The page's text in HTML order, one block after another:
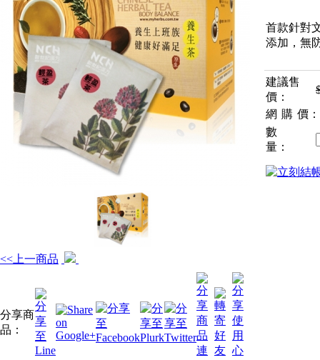
<<上一商品
分享商
品：
首款針對
添加，無
建議售
價：
網購 價：
數
量：